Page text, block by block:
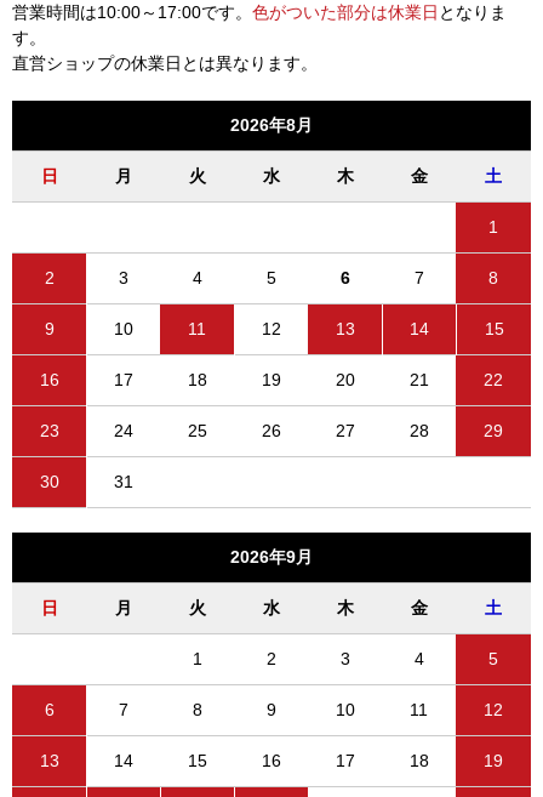
営業時間は10:00～17:00です。 色がついた部分は休業日 となりま
す。
直営ショップの休業日とは異なります。
2026年8月
日 月 火 水 木 金 土
1
2 3 4 5 6 7 8
9 10 11 12 13 14 15
16 17 18 19 20 21 22
23 24 25 26 27 28 29
30 31
2026年9月
日 月 火 水 木 金 土
1 2 3 4 5
6 7 8 9 10 11 12
13 14 15 16 17 18 19